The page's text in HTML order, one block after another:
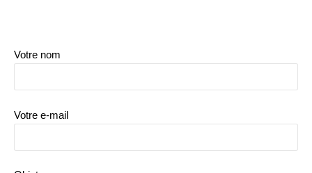
Votre nom
Votre e-mail